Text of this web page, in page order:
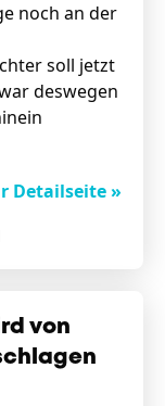
noch an der
soll jetzt
deswegen
Detailseite »
von